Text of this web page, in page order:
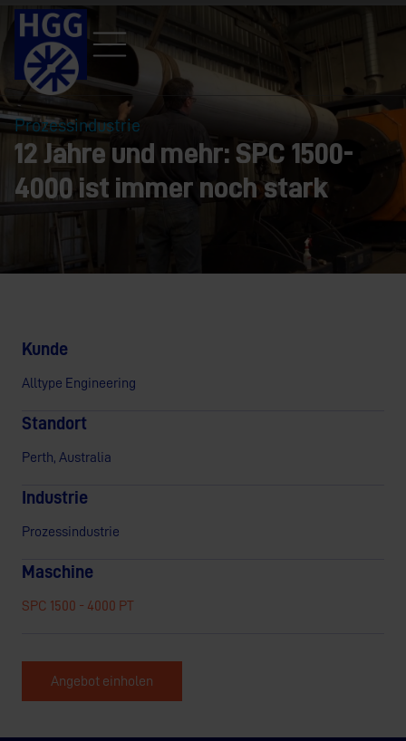
Prozessindustrie
12 Jahre und mehr: SPC 1500-
4000 ist immer noch stark
Kunde
Alltype Engineering
Standort
Perth, Australia
Industrie
Prozessindustrie
Maschine
SPC 1500 - 4000 PT
Angebot einholen